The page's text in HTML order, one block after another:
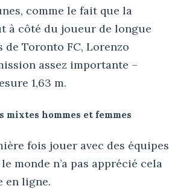
comme le fait que la
à côté du joueur de longue
Toronto FC, Lorenzo
assez importante –
1,63 m.
mixtes hommes et femmes
fois jouer avec des équipes
monde n’a pas apprécié cela
en ligne.